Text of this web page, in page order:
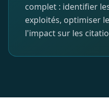
complet : identifier
exploités, optimiser
l'impact sur les